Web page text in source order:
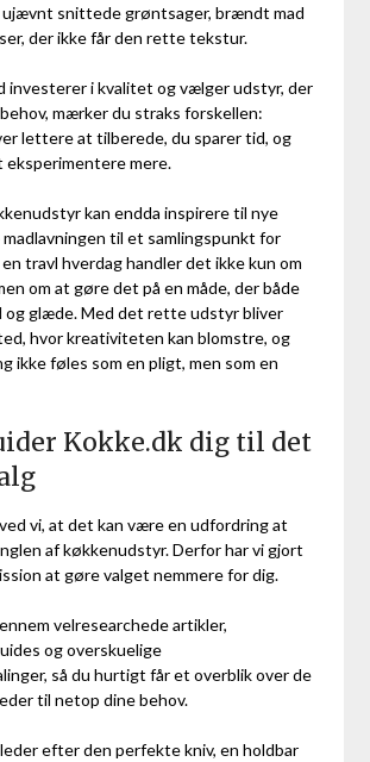
ujævnt snittede grøntsager, brændt mad
der ikke får den rette tekstur.
investerer i kvalitet og vælger udstyr, der
mærker du straks forskellen:
lettere at tilberede, du sparer tid, og
eksperimentere mere.
kan endda inspirere til nye
til et samlingspunkt for
travl hverdag handler det ikke kun om
om at gøre det på en måde, der både
og glæde. Med det rette udstyr bliver
hvor kreativiteten kan blomstre, og
ikke føles som en pligt, men som en
Kokke.dk dig til det
vi, at det kan være en udfordring at
af køkkenudstyr. Derfor har vi gjort
at gøre valget nemmere for dig.
velresearchede artikler,
og overskuelige
så du hurtigt får et overblik over de
til netop dine behov.
efter den perfekte kniv, en holdbar